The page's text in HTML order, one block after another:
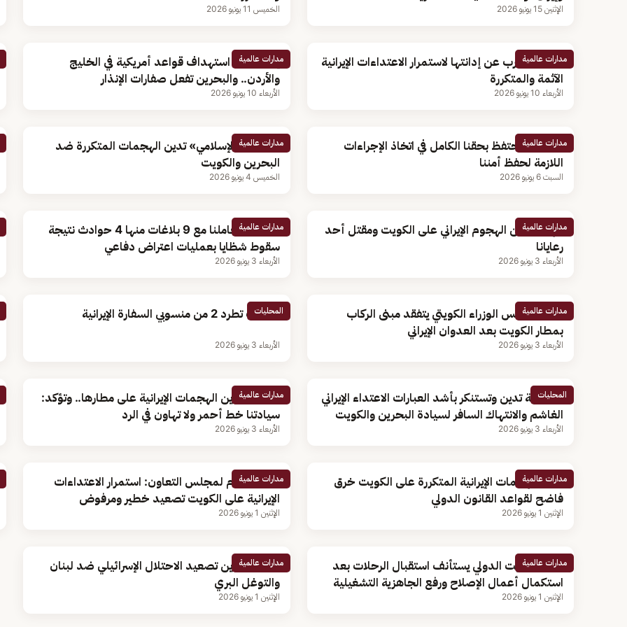
الإثنين 15 يونيو 2026 الخميس 11 يونيو 2026
مدارات عالمية
الكويت تعرب عن إدانتها لاستمرار الاعتداءات الإيرانية
الآثمة والمتكررة
الأربعاء 10 يونيو 2026
مدارات عالمية
إيران تعلن استهداف قواعد أمريكية في الخليج
والأردن.. والبحرين تفعل صفارات الإنذار
الأربعاء 10 يونيو 2026
مدارات عالمية
الكويت: نحتفظ بحقنا الكامل في اتخاذ الإجراءات
اللازمة لحفظ أمننا
السبت 6 يونيو 2026
مدارات عالمية
«التعاون الإسلامي» تدين الهجمات المتكررة ضد
البحرين والكويت
الخميس 4 يونيو 2026
مدارات عالمية
الهند: ندين الهجوم الإيراني على الكويت ومقتل أحد
رعايانا
الأربعاء 3 يونيو 2026
مدارات عالمية
الكويت: تعاملنا مع 9 بلاغات منها 4 حوادث نتيجة
سقوط شظايا بعمليات اعتراض دفاعي
الأربعاء 3 يونيو 2026
مدارات عالمية
رئيس مجلس الوزراء الكويتي يتفقد مبنى الركاب
بمطار الكويت بعد العدوان الإيراني
الأربعاء 3 يونيو 2026
المحليات
الكويت تطرد 2 من منسوبي السفارة الإيرانية
الأربعاء 3 يونيو 2026
المحليات
المملكة تدين وتستنكر بأشد العبارات الاعتداء الإيراني
الغاشم والانتهاك السافر لسيادة البحرين والكويت
الأربعاء 3 يونيو 2026
مدارات عالمية
الكويت تدين الهجمات الإيرانية على مطارها.. وتؤكد:
سيادتنا خط أحمر ولا تهاون في الرد
الأربعاء 3 يونيو 2026
مدارات عالمية
قطر: الهجمات الإيرانية المتكررة على الكويت خرق
فاضح لقواعد القانون الدولي
الإثنين 1 يونيو 2026
مدارات عالمية
الأمين العام لمجلس التعاون: استمرار الاعتداءات
الإيرانية على الكويت تصعيد خطير ومرفوض
الإثنين 1 يونيو 2026
مدارات عالمية
مطار الكويت الدولي يستأنف استقبال الرحلات بعد
استكمال أعمال الإصلاح ورفع الجاهزية التشغيلية
الإثنين 1 يونيو 2026
مدارات عالمية
الكويت تدين تصعيد الاحتلال الإسرائيلي ضد لبنان
والتوغل البري
الإثنين 1 يونيو 2026